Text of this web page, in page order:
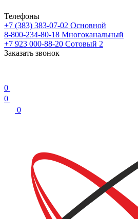
Телефоны
+7 (383) 383-07-02 Основной
8-800-234-80-18 Многоканальный
+7 923 000-88-20 Сотовый 2
Заказать звонок
0
0
0